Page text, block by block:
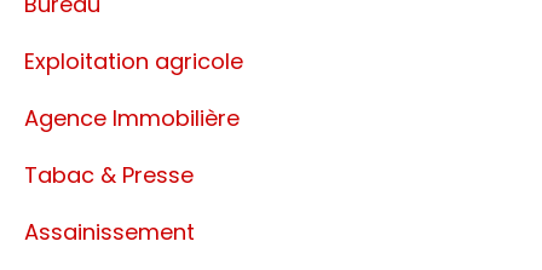
Exploitation agricole
Agence Immobilière
Tabac & Presse
Assainissement